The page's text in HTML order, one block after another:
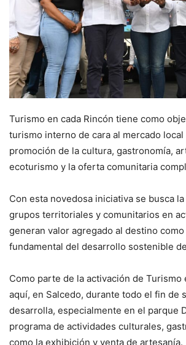
Turismo en cada Rincón tiene como
turismo interno de cara al mercado
promoción de la cultura, gastronomía,
ecoturismo y la oferta comunitaria
Con esta novedosa iniciativa se busca
grupos territoriales y comunitarios en
generan valor agregado al destino
fundamental del desarrollo sostenible
Como parte de la activación de Turismo
aquí, en Salcedo, durante todo el fin de
desarrolla, especialmente en el parque
programa de actividades culturales,
como la exhibición y venta de artesanía.